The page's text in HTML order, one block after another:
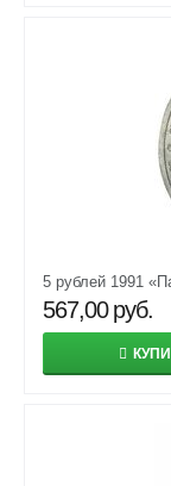
5 рублей 1991
567,00 руб.